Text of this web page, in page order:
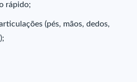
rápido;
(pés, mãos, dedos,